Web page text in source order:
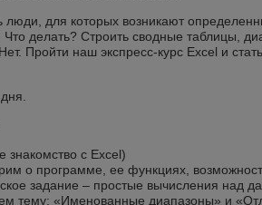
для которых возникают
делать? Строить сводные таблицы,
Пройти наш экспресс-курс Excel и
знакомство с Excel)
о программе, ее функциях,
задание – простые вычисления над
тему: «Именованные диапазоны» и